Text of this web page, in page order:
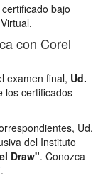
bajo
con Corel
examen final, Ud.
los certificados
Ud.
del Instituto
Draw". Conozca
.